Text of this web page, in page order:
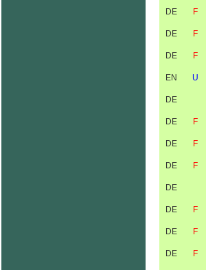
DE F
DE F
DE F
EN U
DE
DE F
DE F
DE F
DE
DE F
DE F
DE F